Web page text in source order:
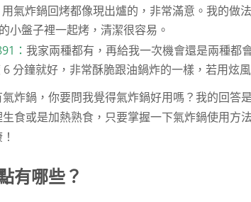
氣炸鍋回烤都像現出爐的，非常滿意。我的做
小盤子裡一起烤，清潔很容易。
： 我家兩種都有，再給我一次機會還是兩種都
分鐘就好，非常酥脆跟油鍋炸的一樣，若用炫
炸鍋，你要問我覺得氣炸鍋好用嗎？我的回答是
食或是加熱熟食，只要掌握一下氣炸鍋使用方
有哪些？